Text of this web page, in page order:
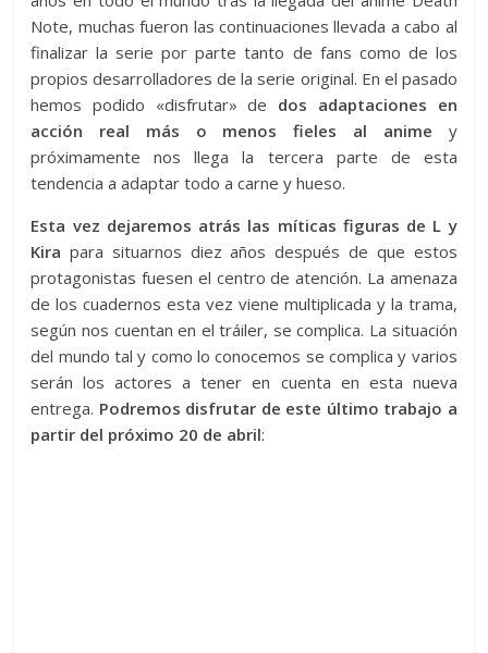
Note, muchas fueron las continuaciones llevada a cabo al
finalizar la serie por parte tanto de fans como de los
propios desarrolladores de la serie original. En el pasado
hemos podido «disfrutar» de dos adaptaciones en
acción real más o menos fieles al anime y
próximamente nos llega la tercera parte de esta
tendencia a adaptar todo a carne y hueso.
Esta vez dejaremos atrás las míticas figuras de L y
Kira para situarnos diez años después de que estos
protagonistas fuesen el centro de atención. La amenaza
de los cuadernos esta vez viene multiplicada y la trama,
según nos cuentan en el tráiler, se complica. La situación
del mundo tal y como lo conocemos se complica y varios
serán los actores a tener en cuenta en esta nueva
entrega. Podremos disfrutar de este último trabajo a
partir del próximo 20 de abril: